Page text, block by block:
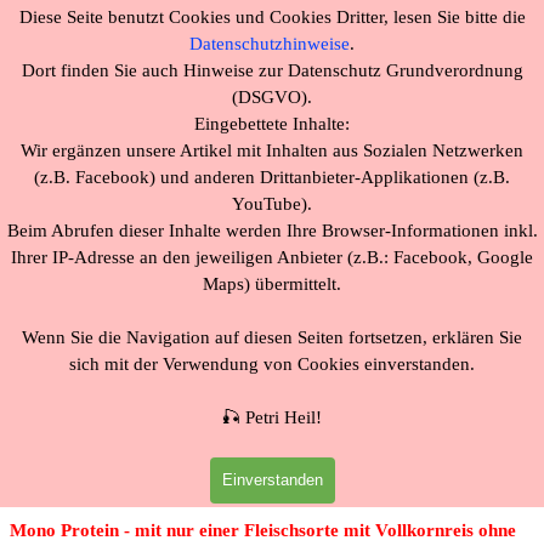
Diese Seite benutzt Cookies und Cookies Dritter, lesen Sie bitte die
Datenschutzhinweise.
Dort finden Sie auch Hinweise zur Datenschutz Grundverordnung
(DSGVO).
Eingebettete Inhalte:
Wir ergänzen unsere Artikel mit Inhalten aus Sozialen Netzwerken
(z.B. Facebook) und anderen Drittanbieter-Applikationen (z.B.
YouTube).
Beim Abrufen dieser Inhalte werden Ihre Browser-Informationen inkl.
Ihrer IP-Adresse an den jeweiligen Anbieter (z.B.: Facebook, Google
Maps) übermittelt.
Wenn Sie die Navigation auf diesen Seiten fortsetzen, erklären Sie
sich mit der Verwendung von Cookies einverstanden.
🎣 Petri Heil!
Einverstanden
Direkt zum Seiteninhalt
Fisch als einzige tierische Eiweißquelle und nur einer Getreidesorte
als ideale Ernährung für empfindliche Hunde mit Allergien, Haut-
und/oder Fellproblemen, Verdauungsproblemen und geschwächtem
Immunsystem. Die im Fisch enthaltenen Omega-3-Fettsäuren
können durch ihre vielfältige Wirkungsweise Therapien
verschiedenster Erkrankungen sinnvoll unterstützen. Neben der
immuno-logischen Wirkung, welche sich äußerst hilfreich bei
allergischen Erkrankungen auswirkt, lindern Omega-3-Fettsäuren
Schutz sämtlicher Zellstrukturen und schützen das Herz.
dienen durch den Stärkegehalt sowie den beachtlichen Gehalt an
Mono Protein - mit nur einer Fleischsorte mit Vollkornreis ohne